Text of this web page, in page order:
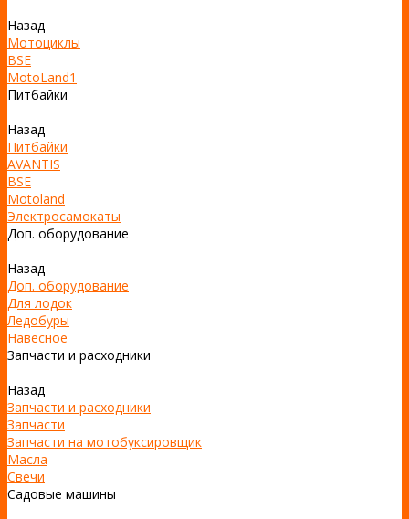
Назад
Мотоциклы
BSE
MotoLand1
Питбайки
Назад
Питбайки
AVANTIS
BSE
Motoland
Электросамокаты
Доп. оборудование
Назад
Доп. оборудование
Для лодок
Ледобуры
Навесное
Запчасти и расходники
Назад
Запчасти и расходники
Запчасти
Запчасти на мотобуксировщик
Масла
Свечи
Садовые машины